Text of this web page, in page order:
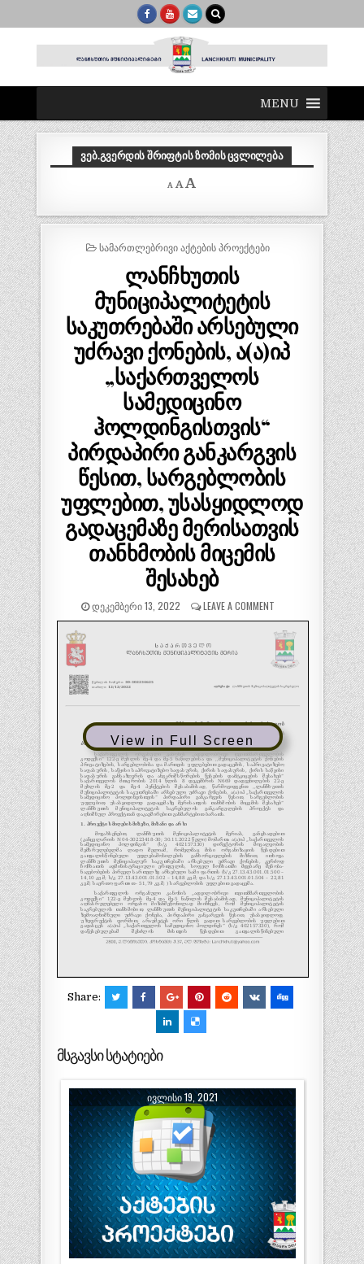
MENU
ᲕᲔᲑ.ᲒᲕᲔᲠᲓᲘᲡ ᲨᲠᲘᲤᲢᲘᲡ ᲖᲝᲛᲘᲡ ᲪᲕᲚᲘᲚᲔᲑᲐ
A
Decrease
font
A Reset
A
size.
POSTED
ᲡᲐᲛᲐᲠᲗᲚᲔᲑᲠᲘᲕᲘ ᲐᲥᲢᲔᲑᲘᲡ ᲞᲠᲝᲔᲥᲢᲔᲑᲘ
ლანჩხუთის
მუნიციპალიტეტის
საკუთრებაში არსებული
უძრავი ქონების, ა(ა)იპ
„საქართველოს
სამედიცინო
ჰოლდინგისთვის“
პირდაპირი განკარგვის
წესით, სარგებლობის
უფლებით, უსასყიდლოდ
გადაცემაზე მერისათვის
თანხმობის მიცემის
შესახებ
ᲓᲔᲙᲔᲛᲑᲔᲠᲘ 13, 2022 LEAVE A COMMENT
View in Full Screen
Share:
მსგავსი სტატიები
ᲘᲕᲚᲘᲡᲘ 19, 2021